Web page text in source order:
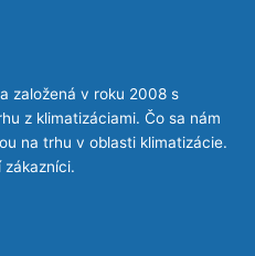
založená v roku 2008 s
z klimatizáciami. Čo sa nám
na trhu v oblasti klimatizácie.
zákazníci.